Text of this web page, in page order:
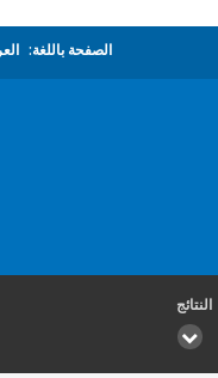
الصفحة باللغة:
النتائج